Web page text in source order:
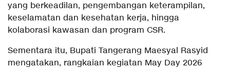
yang berkeadilan, pengembangan keterampilan,
keselamatan dan kesehatan kerja, hingga
kolaborasi kawasan dan program CSR.
Sementara itu, Bupati Tangerang Maesyal Rasyid
mengatakan, rangkaian kegiatan May Day 2026